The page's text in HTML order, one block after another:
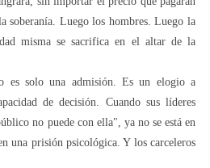
soberanía. Luego los hombres. Luego la
misma se sacrifica en el altar de la
es solo una admisión. Es un elogio a
de decisión. Cuando sus líderes
no puede con ella", ya no se está en
una prisión psicológica. Y los carceleros